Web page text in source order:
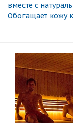
вместе с
Обогащает кожу